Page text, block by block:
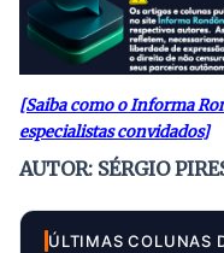
[Saiba como o Informa
especialistas convidados]
AUTOR: SÉRGIO
ÚLTIMAS COLUNAS